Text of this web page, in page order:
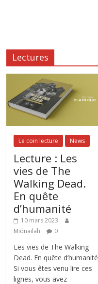
Lectures
Le coin lecture News
Lecture : Les
vies de The
Walking Dead.
En quête
d’humanité
10 mars 2023
Midnailah
0
Les vies de The Walking
Dead. En quête d’humanité
Si vous êtes venu lire ces
lignes, vous avez